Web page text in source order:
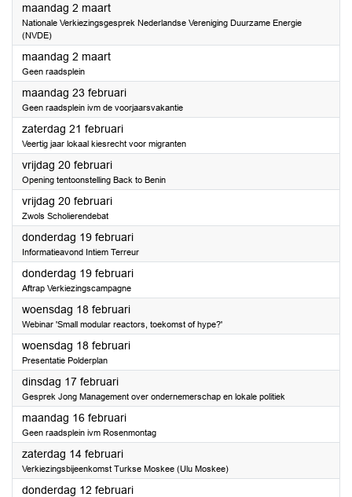
maandag 2 maart2026
Nationale Verkiezingsgesprek Nederlandse Vereniging Duurzame Energie
(NVDE)
maandag 2 maart2026
Geen raadsplein
maandag 23 februari2026
Geen raadsplein ivm de voorjaarsvakantie
zaterdag 21 februari2026
Veertig jaar lokaal kiesrecht voor migranten
vrijdag 20 februari2026
Opening tentoonstelling Back to Benin
vrijdag 20 februari2026
Zwols Scholierendebat
donderdag 19 februari2026
Informatieavond Intiem Terreur
donderdag 19 februari2026
Aftrap Verkiezingscampagne
woensdag 18 februari2026
Webinar 'Small modular reactors, toekomst of hype?'
woensdag 18 februari2026
Presentatie Polderplan
dinsdag 17 februari2026
Gesprek Jong Management over ondernemerschap en lokale politiek
maandag 16 februari2026
Geen raadsplein ivm Rosenmontag
zaterdag 14 februari2026
Verkiezingsbijeenkomst Turkse Moskee (Ulu Moskee)
donderdag 12 februari2026